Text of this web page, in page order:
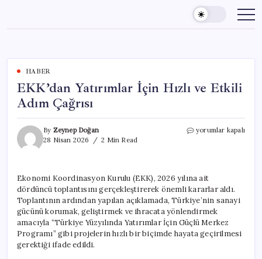
content
HABER
EKK’dan Yatırımlar İçin Hızlı ve Etkili
Adım Çağrısı
By Zeynep Doğan
28 Nisan 2026
2 Min Read
EKK’dan
Etkili
Adım
Çağrısı
için
yorumlar kapalı
Ekonomi Koordinasyon Kurulu (EKK), 2026 yılına ait
dördüncü toplantısını gerçekleştirerek önemli kararlar aldı.
Toplantının ardından yapılan açıklamada, Türkiye’nin sanayi
gücünü korumak, geliştirmek ve ihracata yönlendirmek
amacıyla “Türkiye Yüzyılında Yatırımlar İçin Güçlü Merkez
Programı” gibi projelerin hızlı bir biçimde hayata geçirilmesi
gerektiği ifade edildi.